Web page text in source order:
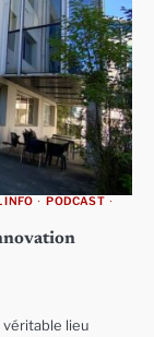
INFO
PODCAST
véritable lieu